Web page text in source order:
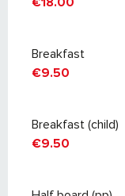
Breakfast
€9.50
Breakfast (child)
€9.50